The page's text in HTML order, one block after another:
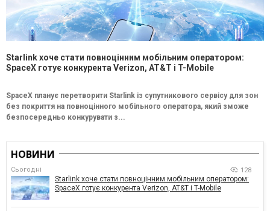
Starlink хоче стати повноцінним мобільним оператором:
SpaceX готує конкурента Verizon, AT&T і T-Mobile
SpaceX планує перетворити Starlink із супутникового сервісу для зон
без покриття на повноцінного мобільного оператора, який зможе
безпосередньо конкурувати з...
НОВИНИ
Сьогодні 128
Starlink хоче стати повноцінним мобільним оператором:
SpaceX готує конкурента Verizon, AT&T і T-Mobile